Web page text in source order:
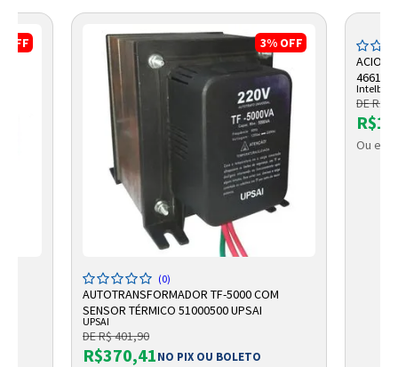
OFF 3% OFF
(0)
AUTOTRANSFORMADOR TF-5000 COM
SENSOR TÉRMICO 51000500 UPSAI
UPSAI
DE R$ 401,90
R$370,41NO PIX OU BOLETO
Intelbras
DE R$
Ou em